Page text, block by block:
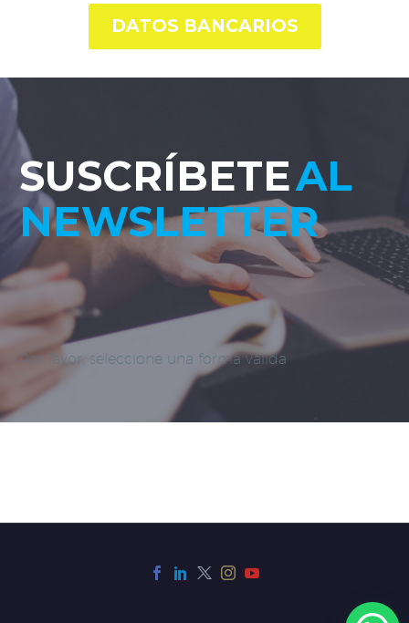
DATOS BANCARIOS
SUSCRÍBETEAL
NEWSLETTER
Por favor, seleccione una forma válida